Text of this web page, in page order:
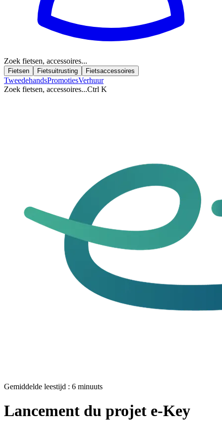
Zoek fietsen, accessoires...
Fietsen Fietsuitrusting Fietsaccessoires
TweedehandsPromotiesVerhuur
Zoek fietsen, accessoires...Ctrl K
Gemiddelde leestijd : 6 minuuts
Lancement du projet e-Key